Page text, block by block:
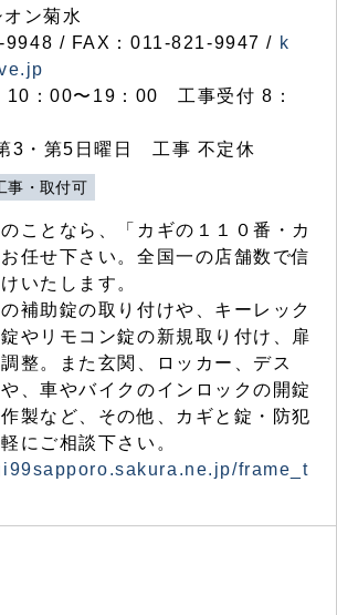
ン菊水
9948 / FAX：011-821-9947 / k
10：00〜19：00 工事受付 8：
3・第5日曜日 工事 不定休
事・取付可
ことなら、「カギの１１０番・カ
任せ下さい。全国一の店舗数で信
いたします。
補助錠の取り付けや、キーレック
やリモコン錠の新規取り付け、扉
整。また玄関、ロッカー、デス
、車やバイクのインロックの開錠
製など、その他、カギと錠・防犯
にご相談下さい。
frame_t